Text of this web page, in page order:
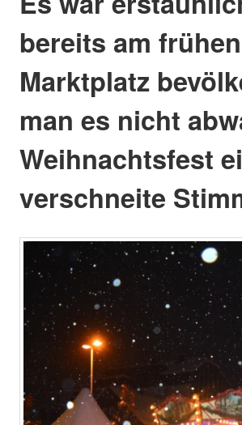
bereits am
Marktplatz
man es nicht
Weihnachtsfest
verschneite